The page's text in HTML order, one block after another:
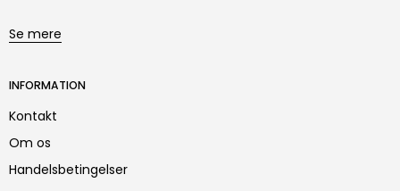
Se mere
INFORMATION
Kontakt
Om os
Handelsbetingelser